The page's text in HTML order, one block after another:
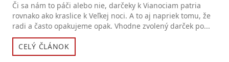
Či sa nám to páči alebo nie, darčeky k Vianociam patria
rovnako ako kraslice k Veľkej noci. A to aj napriek tomu, že
radi a často opakujeme opak. Vhodne zvolený darček po...
CELÝ ČLÁNOK